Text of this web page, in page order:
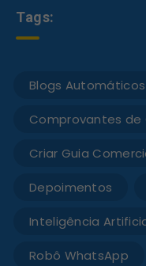
Tags:
Blogs Automáticos
Comprovantes de
Criar Guia
Depoimentos
Inteligência
Robô WhatsApp